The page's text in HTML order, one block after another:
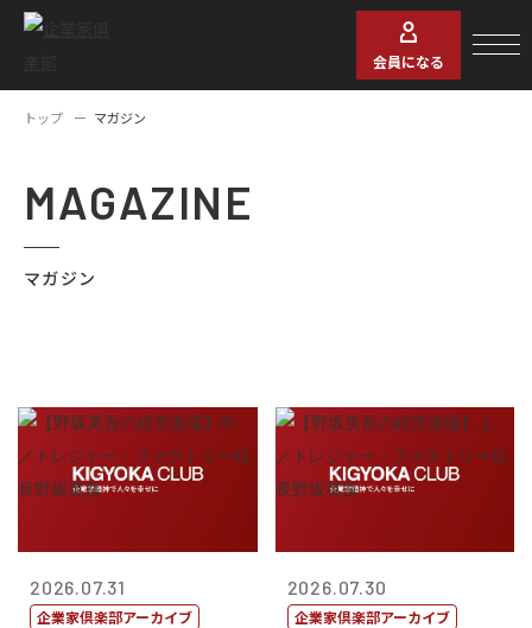
会員になる
トップ マガジン
MAGAZINE
マガジン
2026.07.31
企業家倶楽部アーカイブ
2026.07.30
企業家倶楽部アーカイブ